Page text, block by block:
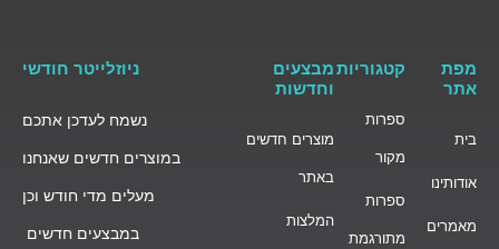
מפת
אתר
בית
אודותינו
מאמרים
קטגוריות
ספרות
מקור
ספרות
מתורגמת
מבצעים
וחדשות
מוצרים חדשים
באתר
המלצות
ניוזלייטר חודשי
נשמח לעדכן אתכם
במוצרים חדשים שאנחנו
מעלים מדי חודש וכן
במבצעים חדשים